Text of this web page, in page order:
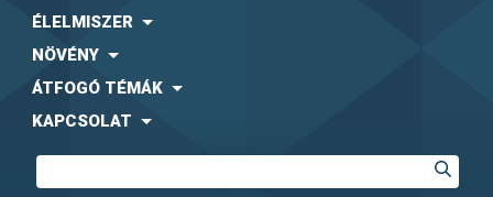
ÉLELMISZER
NÖVÉNY
ÁTFOGÓ TÉMÁK
KAPCSOLAT